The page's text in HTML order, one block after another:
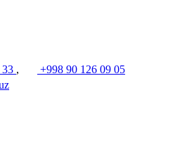
33 ,
+998 90 126 09 05